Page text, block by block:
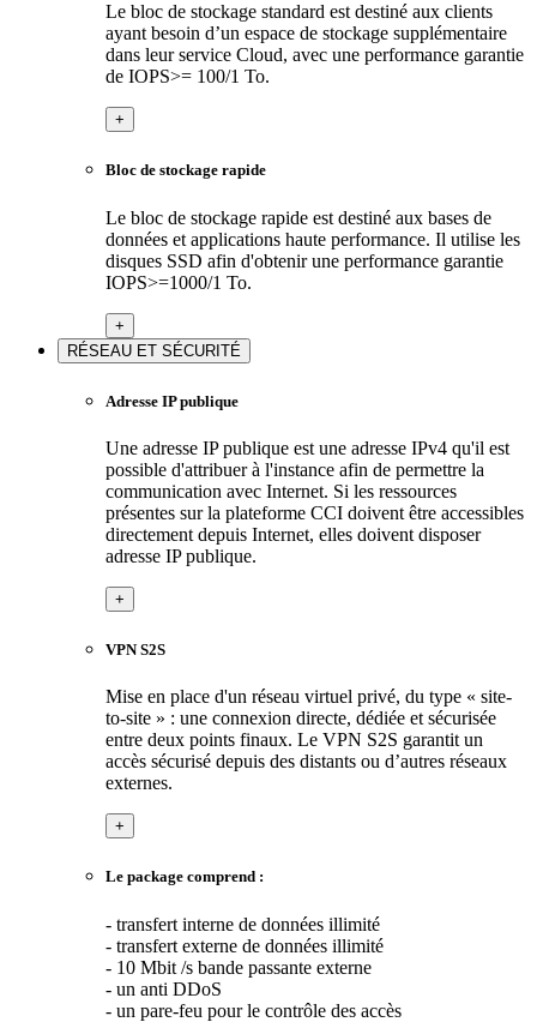
Le bloc de stockage standard est destiné aux clients
ayant besoin d’un espace de stockage supplémentaire
dans leur service Cloud, avec une performance garantie
de IOPS>= 100/1 To.
+
Bloc de stockage rapide
Le bloc de stockage rapide est destiné aux bases de
données et applications haute performance. Il utilise les
disques SSD afin d'obtenir une performance garantie
IOPS>=1000/1 To.
+
RÉSEAU ET SÉCURITÉ
Adresse IP publique
Une adresse IP publique est une adresse IPv4 qu'il est
possible d'attribuer à l'instance afin de permettre la
communication avec Internet. Si les ressources
présentes sur la plateforme CCI doivent être accessibles
directement depuis Internet, elles doivent disposer
adresse IP publique.
+
VPN S2S
Mise en place d'un réseau virtuel privé, du type « site-
to-site » : une connexion directe, dédiée et sécurisée
entre deux points finaux. Le VPN S2S garantit un
accès sécurisé depuis des distants ou d’autres réseaux
externes.
+
Le package comprend :
- transfert interne de données illimité
- transfert externe de données illimité
- 10 Mbit /s bande passante externe
- un anti DDoS
- un pare-feu pour le contrôle des accès